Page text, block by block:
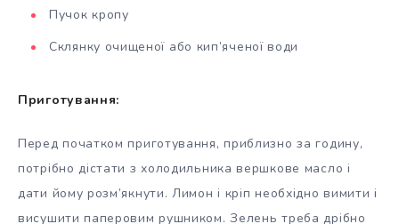
Пучок кропу
Склянку очищеної або кип’яченої води
Приготування:
Перед початком приготування, приблизно за годину,
потрібно дістати з холодильника вершкове масло і
дати йому розм’якнути. Лимон і кріп необхідно вимити і
висушити паперовим рушником. Зелень треба дрібно